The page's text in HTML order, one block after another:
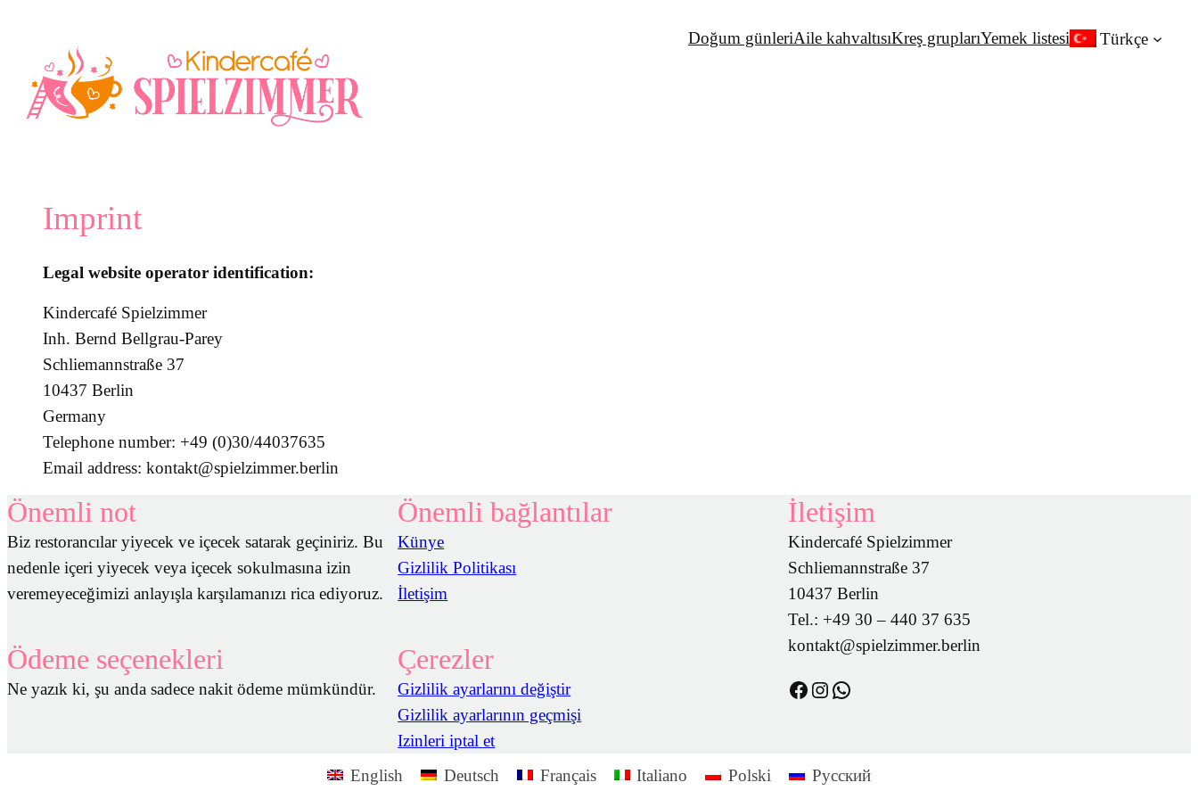
Doğum günleriAile kahvaltısıKreş gruplarıYemek listesi Türkçe
Imprint
Legal website operator identification:
Kindercafé Spielzimmer
Inh. Bernd Bellgrau-Parey
Schliemannstraße 37
10437 Berlin
Germany
Telephone number: +49 (0)30/44037635
Email address: kontakt@spielzimmer.berlin
Önemli not
Biz restorancılar yiyecek ve içecek satarak geçiniriz. Bu
nedenle içeri yiyecek veya içecek sokulmasına izin
veremeyeceğimizi anlayışla karşılamanızı rica ediyoruz.
Ödeme seçenekleri
Ne yazık ki, şu anda sadece nakit ödeme mümkündür.
Önemli bağlantılar
Künye
Gizlilik Politikası
İletişim
Çerezler
Gizlilik ayarlarını değiştir
Gizlilik ayarlarının geçmişi
Izinleri iptal et
İletişim
Kindercafé Spielzimmer
Schliemannstraße 37
10437 Berlin
Tel.: +49 30 – 440 37 635
kontakt@spielzimmer.berlin
https://www.facebook.com/DasSpielzimmer/ https://www.instagram.com/spielzimmer.berlin/ WhatsApp
English Deutsch Français Italiano Polski Русский